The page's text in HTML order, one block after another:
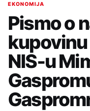
EKONOMIJA
Pismo o
NIS-u